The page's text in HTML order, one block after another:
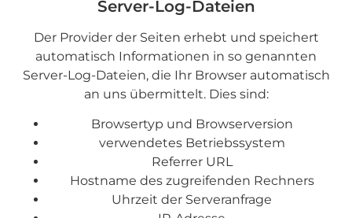
Server-Log-Dateien
Der Provider der Seiten erhebt und speichert
automatisch Informationen in so genannten
Server-Log-Dateien, die Ihr Browser automatisch
an uns übermittelt. Dies sind:
Browsertyp und Browserversion
verwendetes Betriebssystem
Referrer URL
Hostname des zugreifenden Rechners
Uhrzeit der Serveranfrage